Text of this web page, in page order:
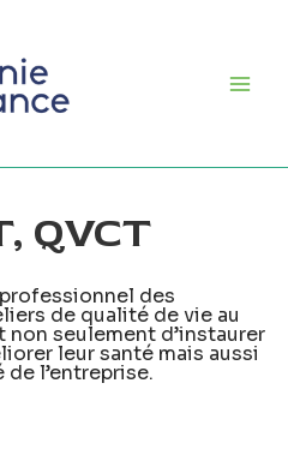
QVCT
des
de qualité de vie au
non seulement d’instaurer
leur santé mais aussi
l’entreprise.